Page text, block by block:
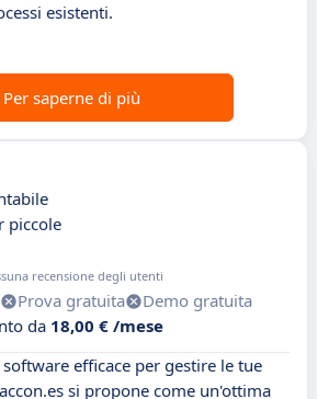
esistenti.
Per saperne di più
piccole
recensione degli utenti
Prova gratuita
Demo gratuita
da 18,00 € /mese
efficace per gestire le tue
si propone come un'ottima